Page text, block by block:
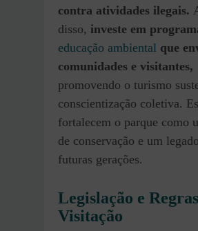
contra atividades ilegais.
disso, investe em
educação ambiental que
comunidades e visitantes,
promovendo o turismo
conscientização coletiva.
fortalecem o parque como
de conservação e um
futuras gerações.
Legislação e
Visitação